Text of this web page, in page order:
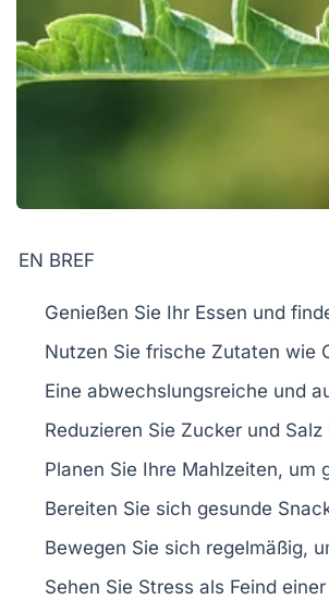
EN BREF
Genießen Sie Ihr Essen und
Nutzen Sie frische Zutaten wie
Eine abwechslungsreiche und
Reduzieren Sie Zucker und Salz
Planen Sie Ihre Mahlzeiten, um
Bereiten Sie sich gesunde
Bewegen Sie sich regelmäßig,
Sehen Sie Stress als Feind